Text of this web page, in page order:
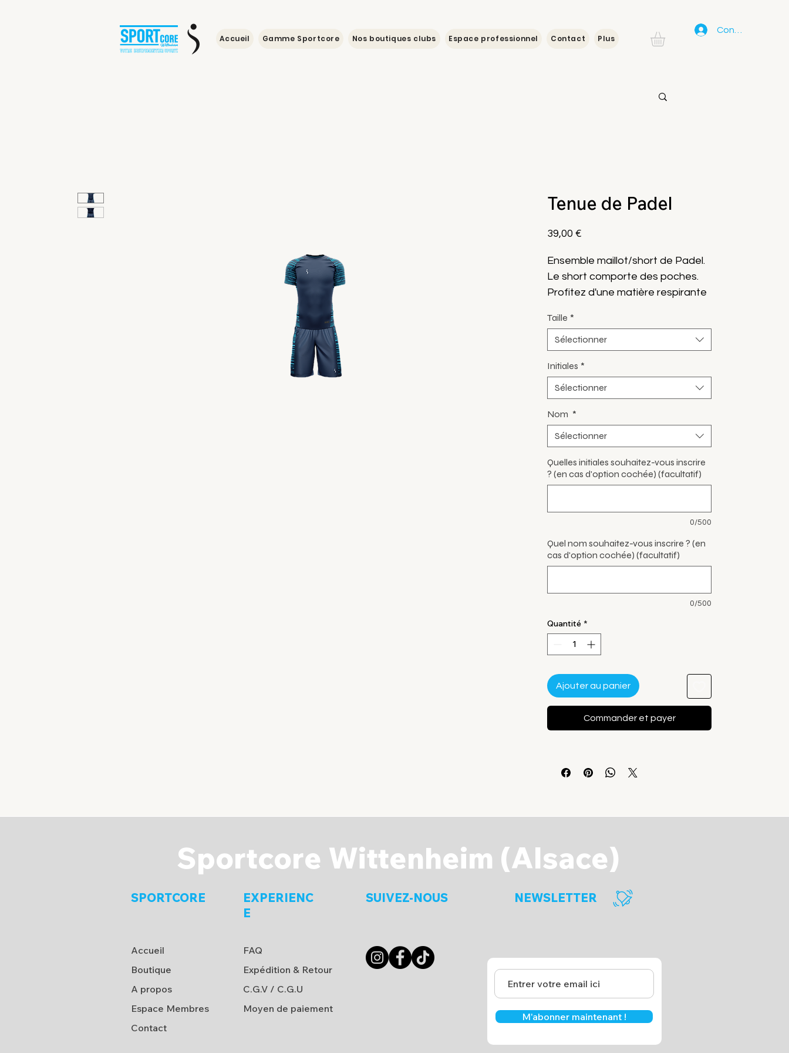
Accueil Gamme Sportcore Nos boutiques clubs Espace professionnel Contact Plus
Connexion
Tenue de Padel
39,00 €
Ensemble maillot/short de Padel.
Le short comporte des poches.
Profitez d'une matière respirante
grâce à la collection Padel by
Sportcore
Marque Sportcore
Taille *
Sélectionner
Initiales *
Sélectionner
Nom *
Sélectionner
Quelles initiales souhaitez-vous inscrire
? (en cas d'option cochée) (facultatif)
0/500
Quel nom souhaitez-vous inscrire ? (en
cas d'option cochée) (facultatif)
0/500
Quantité *
Ajouter au panier
Commander et payer
Sportcore Wittenheim (Alsace)
SPORTCORE
EXPERIENC
E
SUIVEZ-NOUS NEWSLETTER
Accueil
Boutique
A propos
Espace Membres
Contact
FAQ
Expédition & Retour
C.G.V / C.G.U
Moyen de paiement
M'abonner maintenant !